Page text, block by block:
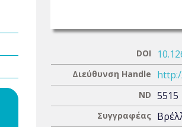
DOI
Διεύθυνση Handle
ND 5515
Συγγραφέας